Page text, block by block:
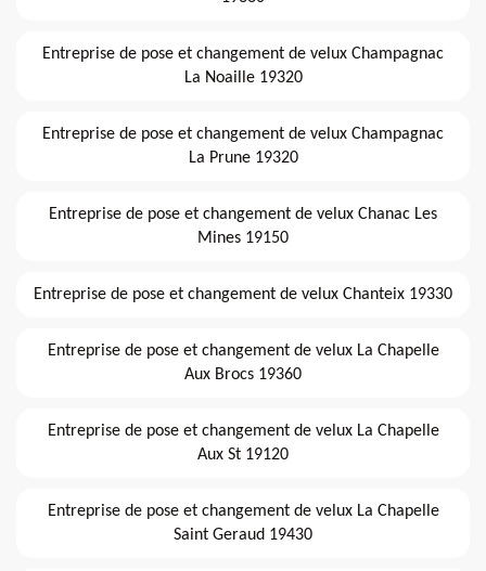
Entreprise de pose et changement de velux Champagnac
La Noaille 19320
Entreprise de pose et changement de velux Champagnac
La Prune 19320
Entreprise de pose et changement de velux Chanac Les
Mines 19150
Entreprise de pose et changement de velux Chanteix 19330
Entreprise de pose et changement de velux La Chapelle
Aux Brocs 19360
Entreprise de pose et changement de velux La Chapelle
Aux St 19120
Entreprise de pose et changement de velux La Chapelle
Saint Geraud 19430